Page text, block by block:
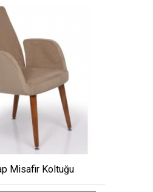
Misafir Koltuğu